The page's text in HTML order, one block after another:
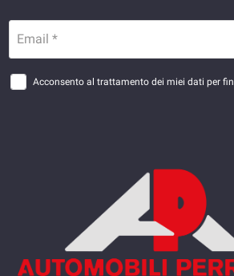
Email *
Acconsento al trattamento dei miei dati per